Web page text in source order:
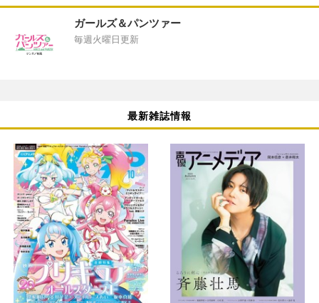
ガールズ＆パンツァー
毎週火曜日更新
最新雑誌情報